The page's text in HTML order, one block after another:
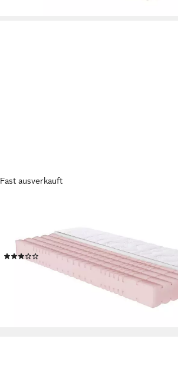
Fast ausverkauft
18 cm hoch, Doppeltuch Bezug mit Naturfaser
optimalen Feuchtigkeitstransport
(8)
ab 169,99 € 449,00 €